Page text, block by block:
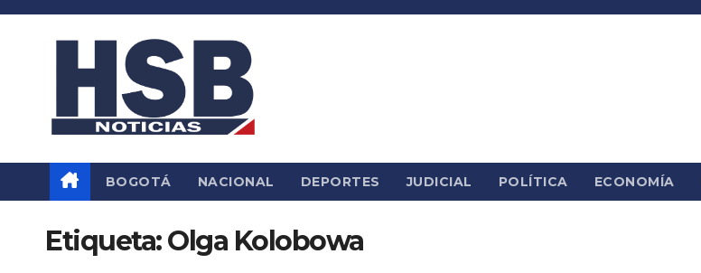
Saltar
BOGOTÁ NACIONAL DEPORTES JUDICIAL POLÍTICA ECONOMÍA
Etiqueta:Olga Kolobowa